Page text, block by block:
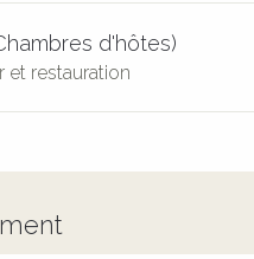
d'hôtes)
et restauration